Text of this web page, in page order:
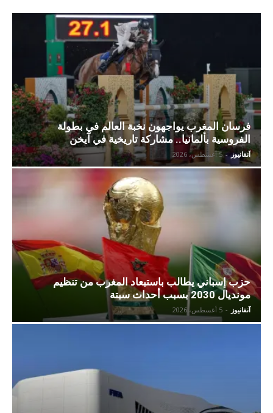
فرسان المغرب يواجهون نخبة العالم في بطولة
الفروسية بألمانيا.. مشاركة تاريخية في آيخن
آنفانيوز - 5 أغسطس، 2026
حزب إسباني يطالب باستبعاد المغرب من تنظيم
مونديال 2030 بسبب أحداث سبتة
آنفانيوز - 5 أغسطس، 2026